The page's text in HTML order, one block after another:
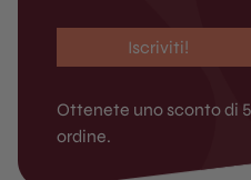
Iscriviti!
Ottenete uno sconto di
ordine.